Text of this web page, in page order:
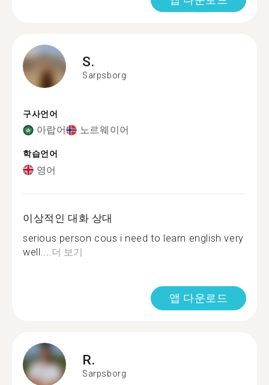
S.
Sarpsborg
구사언어
아랍어 노르웨이어
학습언어
영어
이상적인 대화 상대
serious person cous i need to learn english very
well.... 더 보기
앱 다운로드
R.
Sarpsborg